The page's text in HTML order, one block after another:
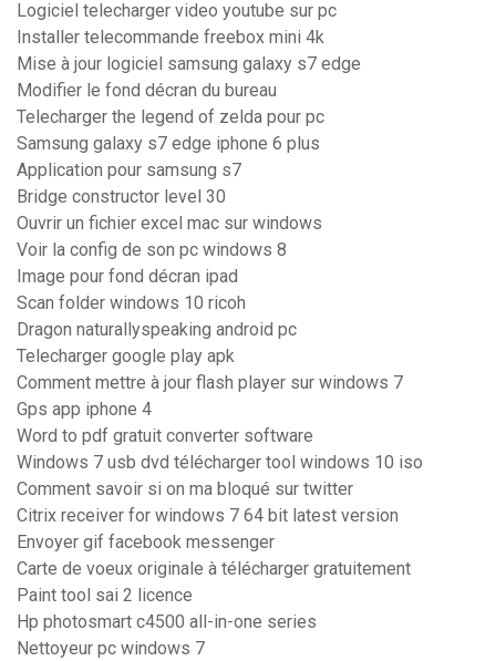
Logiciel telecharger video youtube sur pc
Installer telecommande freebox mini 4k
Mise à jour logiciel samsung galaxy s7 edge
Modifier le fond décran du bureau
Telecharger the legend of zelda pour pc
Samsung galaxy s7 edge iphone 6 plus
Application pour samsung s7
Bridge constructor level 30
Ouvrir un fichier excel mac sur windows
Voir la config de son pc windows 8
Image pour fond décran ipad
Scan folder windows 10 ricoh
Dragon naturallyspeaking android pc
Telecharger google play apk
Comment mettre à jour flash player sur windows 7
Gps app iphone 4
Word to pdf gratuit converter software
Windows 7 usb dvd télécharger tool windows 10 iso
Comment savoir si on ma bloqué sur twitter
Citrix receiver for windows 7 64 bit latest version
Envoyer gif facebook messenger
Carte de voeux originale à télécharger gratuitement
Paint tool sai 2 licence
Hp photosmart c4500 all-in-one series
Nettoyeur pc windows 7